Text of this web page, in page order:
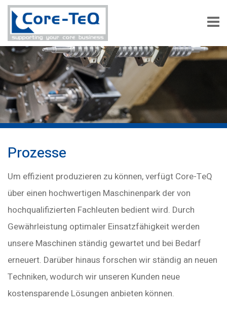
Prozesse
Um effizient produzieren zu können, verfügt Core-TeQ
über einen hochwertigen Maschinenpark der von
hochqualifizierten Fachleuten bedient wird. Durch
Gewährleistung optimaler Einsatzfähigkeit werden
unsere Maschinen ständig gewartet und bei Bedarf
erneuert. Darüber hinaus forschen wir ständig an neuen
Techniken, wodurch wir unseren Kunden neue
kostensparende Lösungen anbieten können.